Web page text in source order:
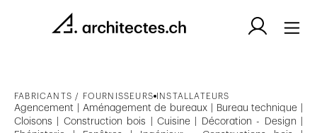
FABRICANTS / FOURNISSEURS INSTALLATEURS
Agencement | Aménagement de bureaux | Bureau technique |
Cloisons | Construction bois | Cuisine | Décoration - Design |